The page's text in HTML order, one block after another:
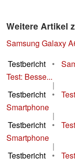
Weitere Artikel
Samsung Galaxy
Testbericht
•
Test: Besse...
|
Testbericht
•
Smartphone
|
Testbericht
•
Smartphone
|
Testbericht
•